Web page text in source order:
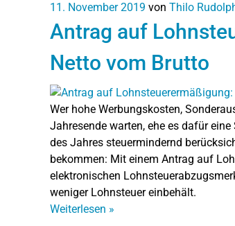
11. November 2019 von Thilo
Antrag auf
Netto vom Brutto
Wer hohe Werbungskosten,
Jahresende warten, ehe es dafür
des Jahres steuermindernd
bekommen: Mit einem Antrag auf
elektronischen
weniger Lohnsteuer einbehält.
Weiterlesen »